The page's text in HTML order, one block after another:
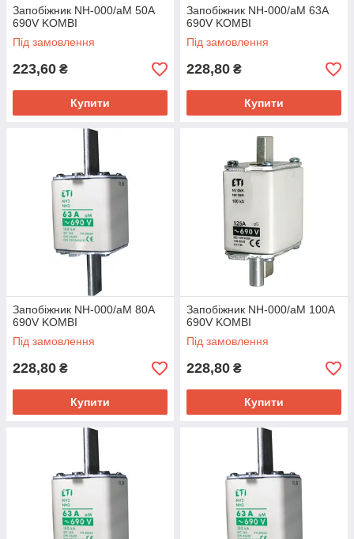
Запобіжник NH-000/aM 50A
690V KOMBI
Під замовлення
223,60 ₴
Купити
Запобіжник NH-000/аМ 63A
690V KOMBI
Під замовлення
228,80 ₴
Купити
Запобіжник NH-000/aM 80A
690V KOMBI
Під замовлення
228,80 ₴
Купити
Запобіжник NH-000/аМ 100A
690V KOMBI
Під замовлення
228,80 ₴
Купити